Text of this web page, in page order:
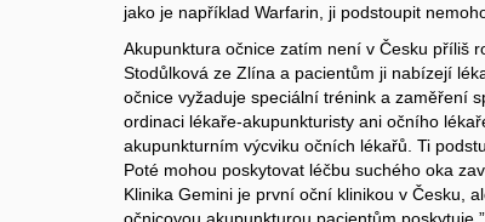
jako je například Warfarin, ji podstoupit
Akupunktura očnice zatím není v Česku příliš
Stodůlková ze Zlína a pacientům ji nabízejí
očnice vyžaduje speciální trénink a zaměření
ordinaci lékaře-akupunkturisty ani očního
akupunkturním výcviku očních lékařů. Ti
Poté mohou poskytovat léčbu suchého oka
Klinika Gemini je první oční klinikou v Česku,
očnicovou akupunkturou pacientům